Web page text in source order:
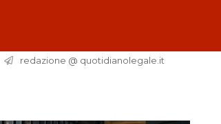
redazione @ quotidianolegale.it